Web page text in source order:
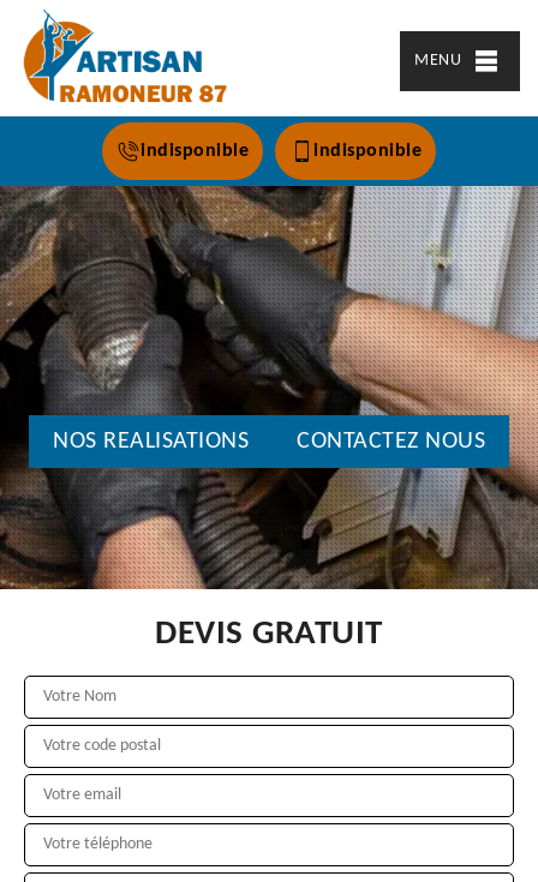
MENU
indisponible indisponible
NOS REALISATIONS CONTACTEZ NOUS
DEVIS GRATUIT